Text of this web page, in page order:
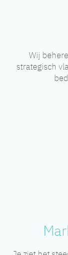
Wij
strategisch